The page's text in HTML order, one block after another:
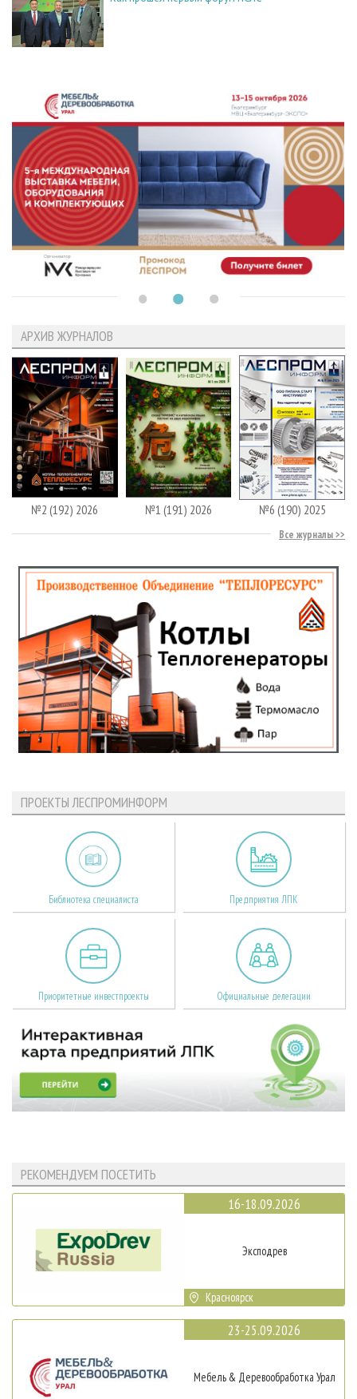
АРХИВ ЖУРНАЛОВ
№2 (192) 2026 №1 (191) 2026 №6 (190) 2025
Все журналы
ПРОЕКТЫ ЛЕСПРОМИНФОРМ
Библиотека специалиста Предприятия ЛПК
Приоритетные инвестпроекты Официальные делегации
РЕКОМЕНДУЕМ ПОСЕТИТЬ
16-18.09.2026
Эксподрев
Красноярск
23-25.09.2026
Мебель & Деревообработка Урал